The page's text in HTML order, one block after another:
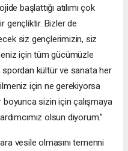
başlattığı atılımı çok
gençliktir. Bizler de
siz gençlerimizin, siz
için tüm gücümüzle
spordan kültür ve sanata her
için ne gerekiyorsa
boyunca sizin için çalışmaya
olsun diyorum."
vesile olmasını temenni